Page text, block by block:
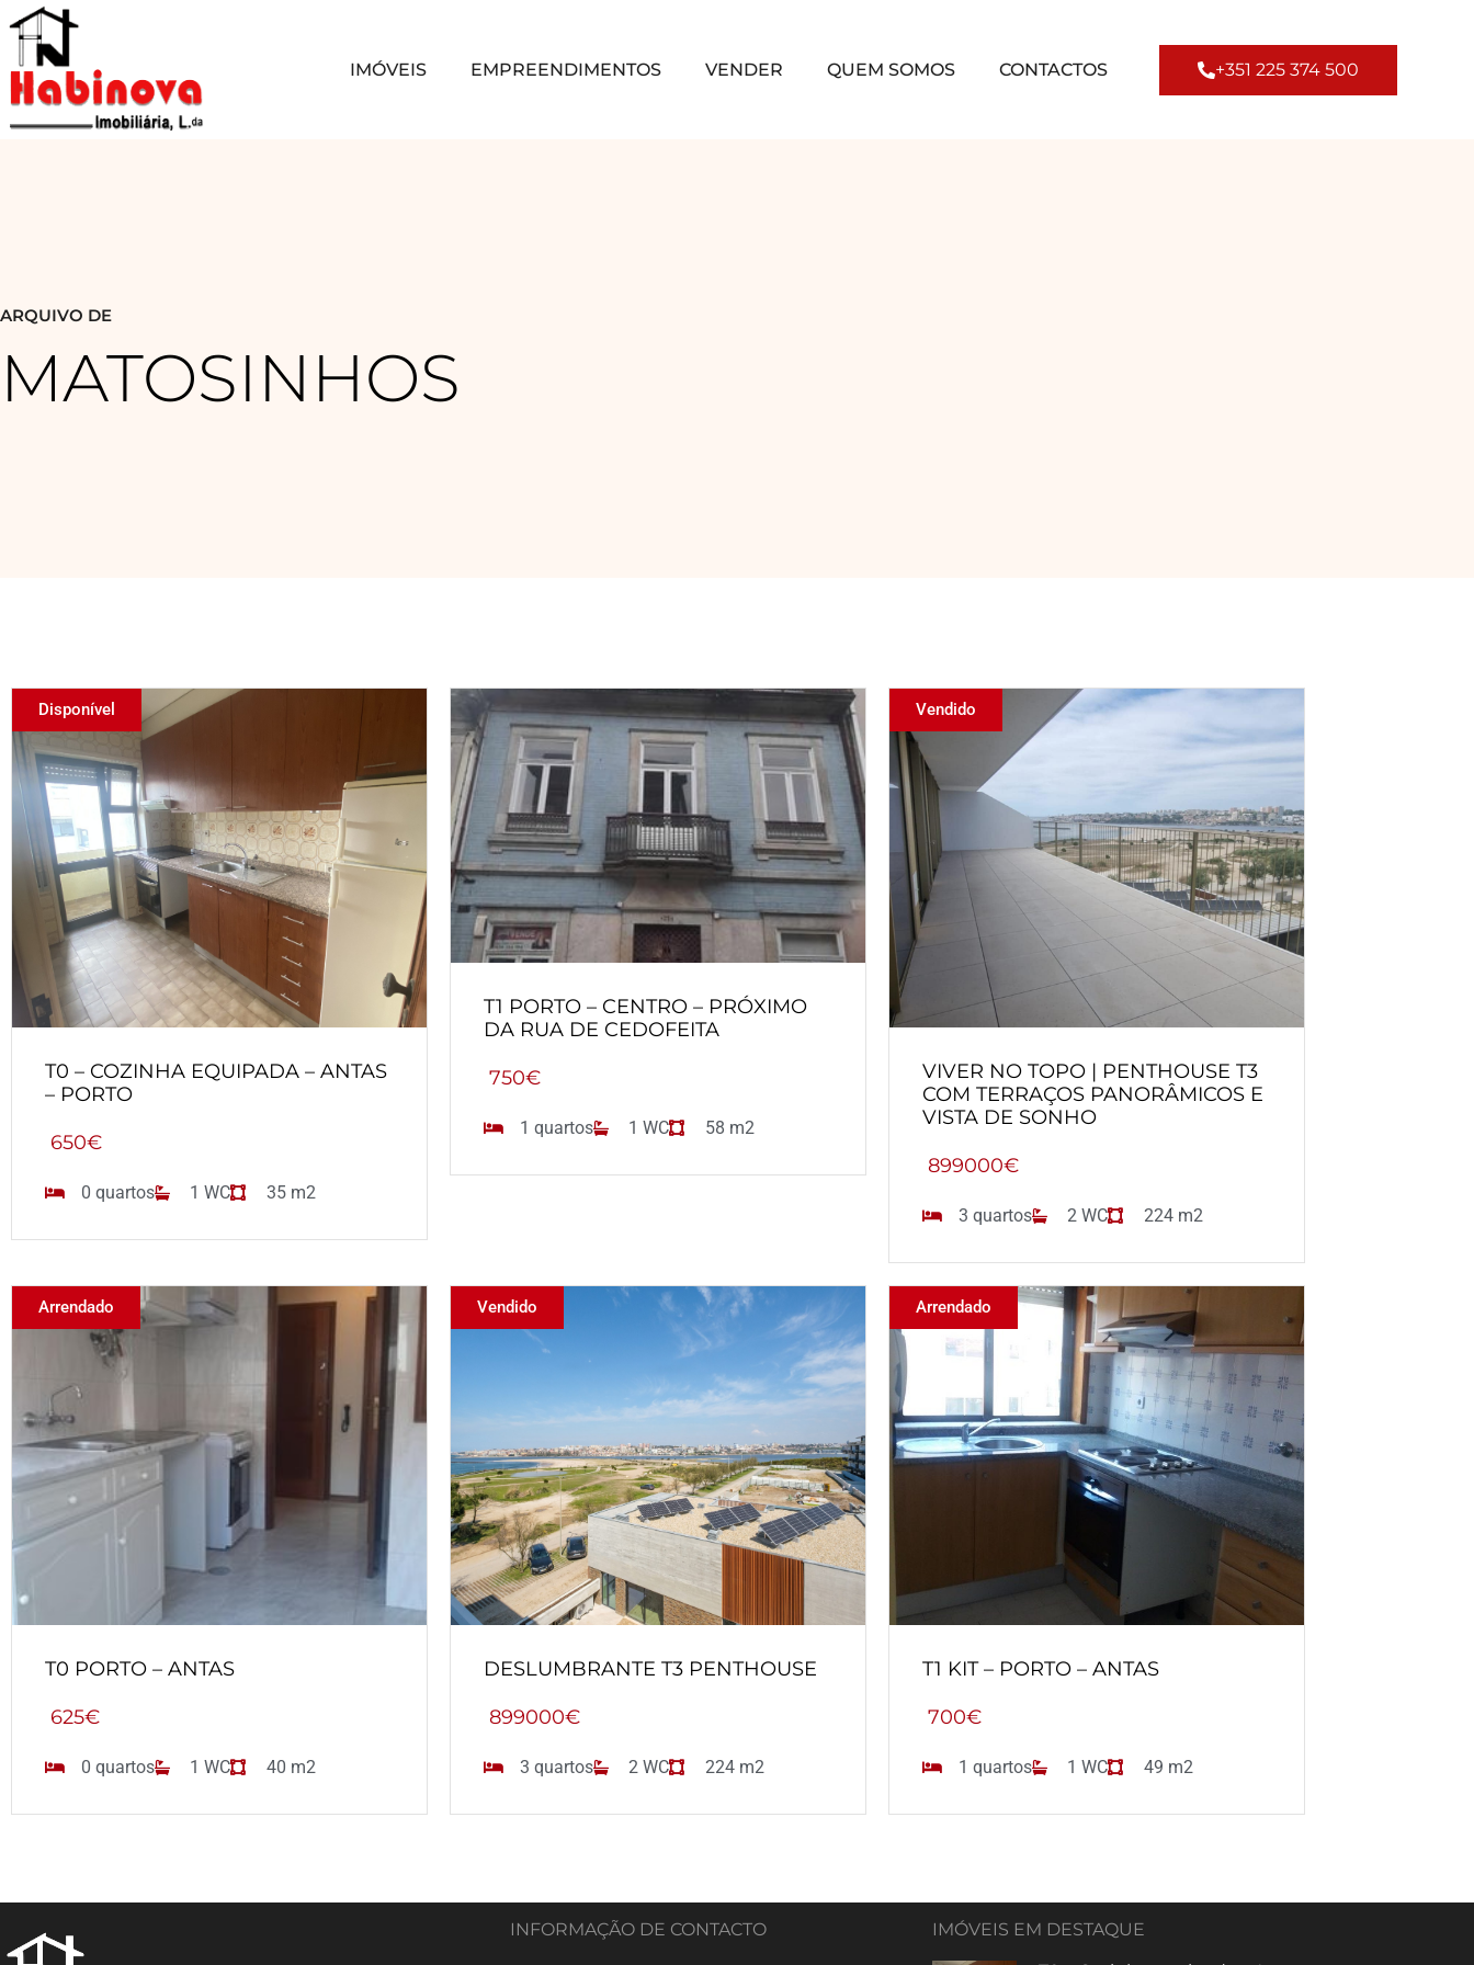
IMÓVEIS EMPREENDIMENTOS VENDER QUEM SOMOS CONTACTOS +351 225 374 500
ARQUIVO DE
MATOSINHOS
Disponível
T0 – COZINHA EQUIPADA – ANTAS
– PORTO
650€
0 quartos 1 WC 35 m2
T1 PORTO – CENTRO – PRÓXIMO
DA RUA DE CEDOFEITA
750€
1 quartos 1 WC 58 m2
Vendido
VIVER NO TOPO | PENTHOUSE T3
COM TERRAÇOS PANORÂMICOS E
VISTA DE SONHO
899000€
3 quartos 2 WC 224 m2
Arrendado
T0 PORTO – ANTAS
625€
0 quartos 1 WC 40 m2
Vendido
DESLUMBRANTE T3 PENTHOUSE
899000€
3 quartos 2 WC 224 m2
Arrendado
T1 KIT – PORTO – ANTAS
700€
1 quartos 1 WC 49 m2
INFORMAÇÃO DE CONTACTO
IMÓVEIS EM DESTAQUE